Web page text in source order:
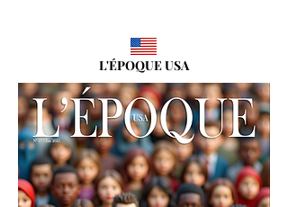
L'ÉPOQUE USA